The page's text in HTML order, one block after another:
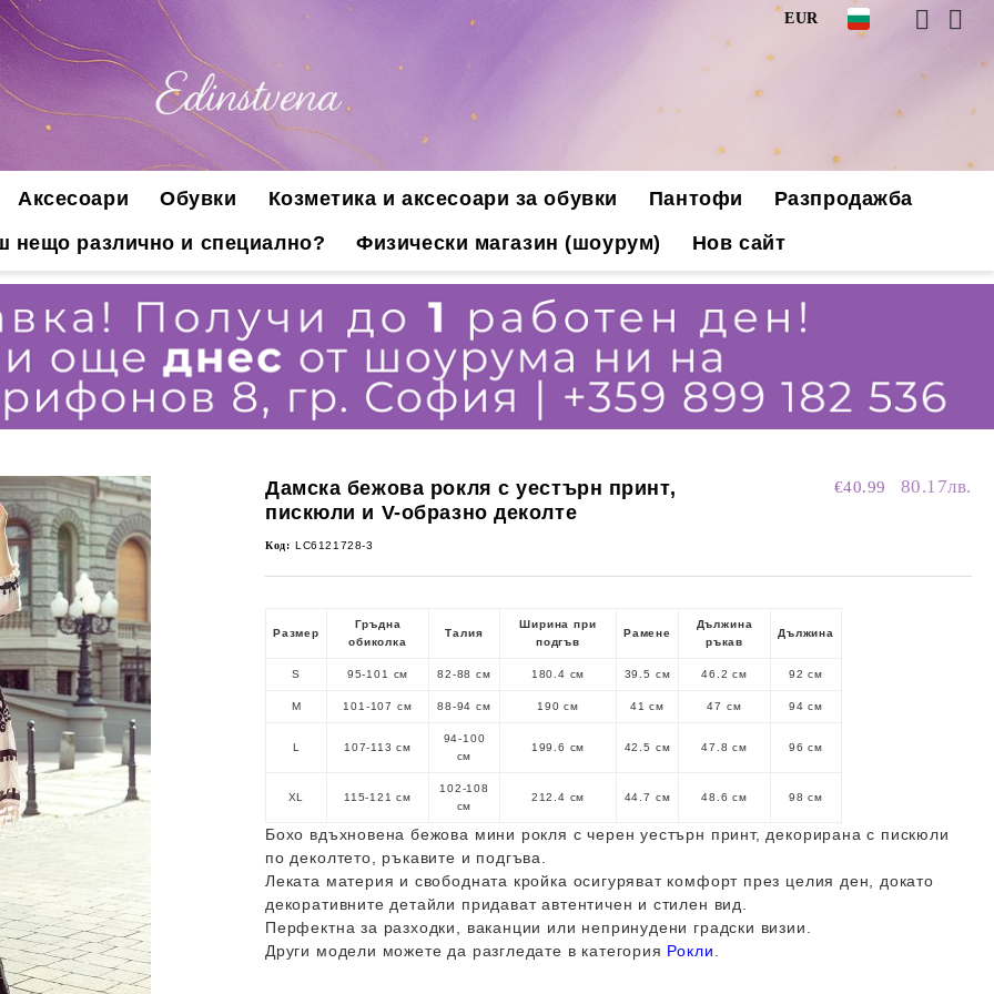
EUR
Аксесоари Обувки Козметика и аксесоари за обувки Пантофи
Разпродажба
нещо различно и специално?
Физически магазин (шоурум) Нов сайт
Дамска бежова рокля с уестърн принт,
пискюли и V-образно деколте
€40.99 80.17лв.
Код: LC6121728-3
Размер
Гръдна
обиколка
Талия
Ширина при
подгъв
Рамене
Дължина
ръкав
Дължина
S 95-101 см 82-88 см 180.4 см 39.5 см 46.2 см 92 см
M 101-107 см 88-94 см 190 см 41 см 47 см 94 см
L 107-113 см
94-100
см
199.6 см 42.5 см 47.8 см 96 см
XL 115-121 см
102-108
см
212.4 см 44.7 см 48.6 см 98 см
Бохо вдъхновена бежова мини рокля с черен уестърн принт, декорирана с пискюли
по деколтето, ръкавите и подгъва.
Леката материя и свободната кройка осигуряват комфорт през целия ден, докато
декоративните детайли придават автентичен и стилен вид.
Перфектна за разходки, ваканции или непринудени градски визии.
Други модели можете да разгледате в категория Рокли